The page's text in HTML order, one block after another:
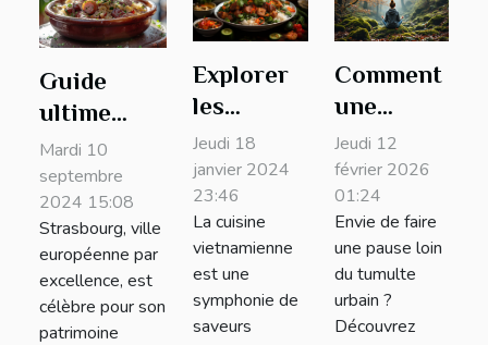
Guide
ultime
pour un
parcours
culinaire
mémorable
à
Strasbourg
Mardi 10
septembre
2024 15:08
Strasbourg, ville
européenne par
excellence, est
célèbre pour son
patrimoine
Explorer
les
saveurs
du
Vietnam :
un guide
culinaire
de A à Z
Jeudi 18
janvier 2024
23:46
La cuisine
vietnamienne
est une
symphonie de
saveurs
Comment
une
escapade
dans une
région
boisée
enrichit-
elle votre
bien-être
Jeudi 12
février 2026
01:24
Envie de faire
une pause loin
du tumulte
urbain ?
Découvrez